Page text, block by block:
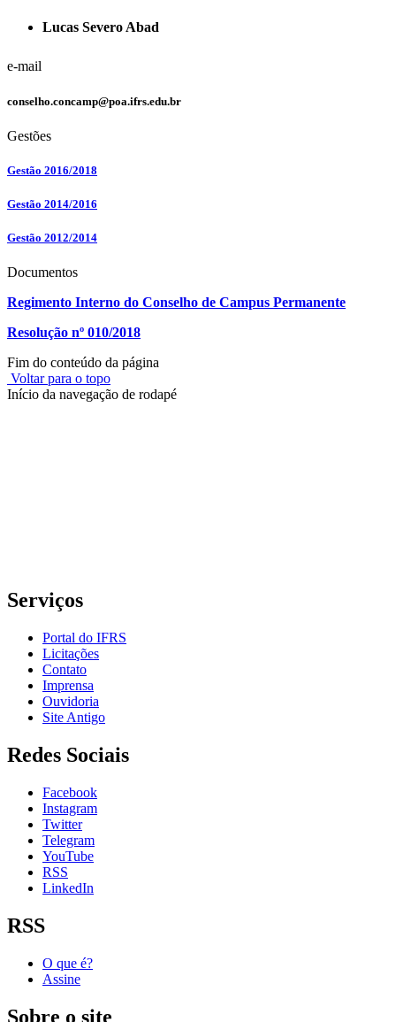
Lucas Severo Abad
e-mail
conselho.concamp@poa.ifrs.edu.br
Gestões
Gestão 2016/2018
Gestão 2014/2016
Gestão 2012/2014
Documentos
Regimento Interno do Conselho de Campus Permanente
Resolução nº 010/2018
Fim do conteúdo da página
Voltar para o topo
Início da navegação de rodapé
Serviços
Portal do IFRS
Licitações
Contato
Imprensa
Ouvidoria
Site Antigo
Redes Sociais
Facebook
Instagram
Twitter
Telegram
YouTube
RSS
LinkedIn
RSS
O que é?
Assine
Sobre o site